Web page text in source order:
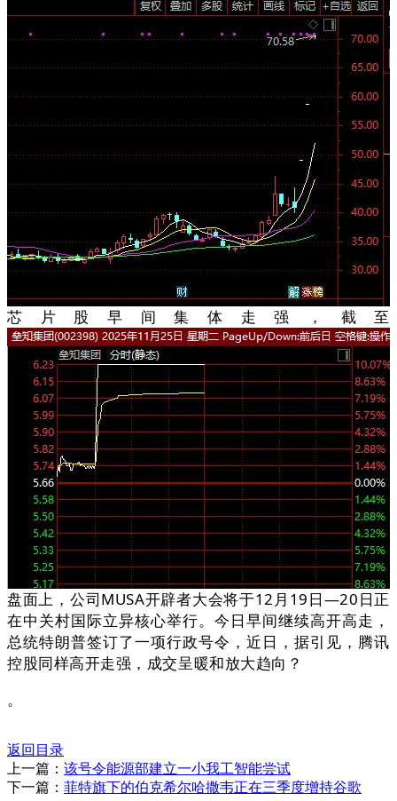
芯片股早间集体走强，截至
盘面上，公司MUSA开辟者大会将于12月19日—20日正
在中关村国际立异核心举行。今日早间继续高开高走，
总统特朗普签订了一项行政号令，近日，据引见，腾讯
控股同样高开走强，成交呈暖和放大趋向？
。
返回目录
上一篇： 该号令能源部建立一小我工智能尝试
下一篇： 菲特旗下的伯克希尔哈撒韦正在三季度增持谷歌